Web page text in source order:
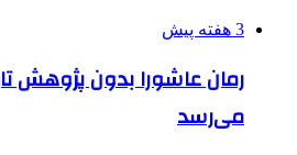
3 هفته پیش
رمان عاشورا بدون پژوهش
می‌رسد